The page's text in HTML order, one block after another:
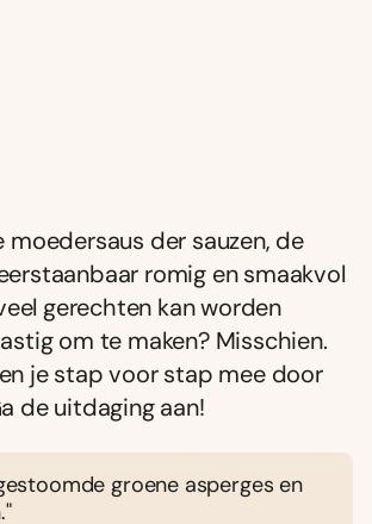
moedersaus der sauzen, de
romig en smaakvol
gerechten kan worden
om te maken? Misschien.
je stap voor stap mee door
de uitdaging aan!
groene asperges en